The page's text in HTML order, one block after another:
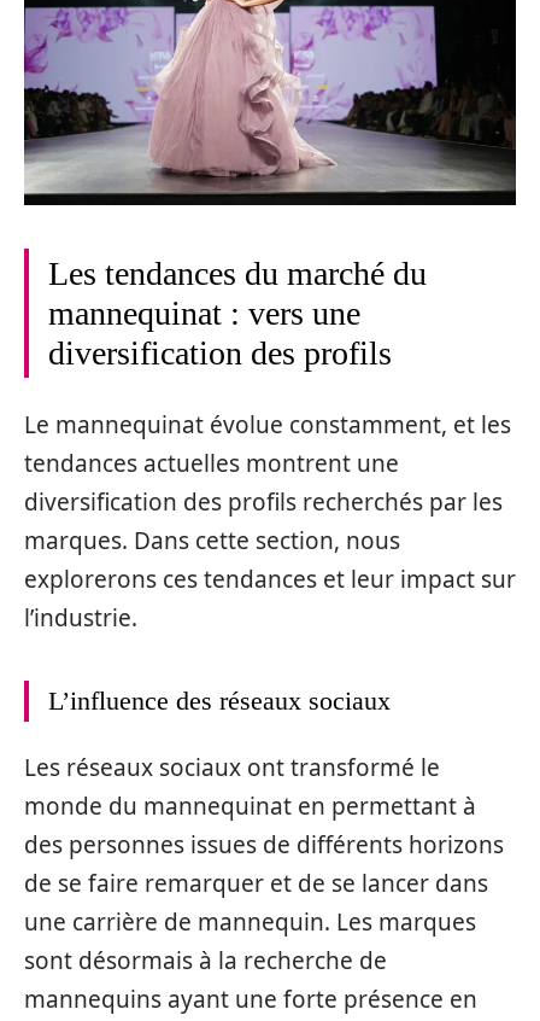
Les tendances du marché du
mannequinat : vers une
diversification des profils
Le mannequinat évolue constamment, et les
tendances actuelles montrent une
diversification des profils recherchés par les
marques. Dans cette section, nous
explorerons ces tendances et leur impact sur
l’industrie.
L’influence des réseaux sociaux
Les réseaux sociaux ont transformé le
monde du mannequinat en permettant à
des personnes issues de différents horizons
de se faire remarquer et de se lancer dans
une carrière de mannequin. Les marques
sont désormais à la recherche de
mannequins ayant une forte présence en